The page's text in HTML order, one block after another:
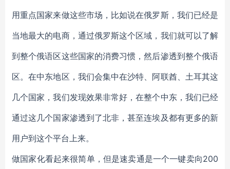
用重点国家来做这些市场，比如说在俄罗斯，我们已经是
当地最大的电商，通过俄罗斯这个区域，我们就可以了解
到整个俄语区这些国家的消费习惯，然后渗透到整个俄语
区。在中东地区，我们会集中在沙特、阿联酋、土耳其这
几个国家，我们发现效果非常好，在整个中东，我们已经
通过这几个国家渗透到了北非，甚至连埃及都有更多的新
用户到这个平台上来。
做国家化看起来很简单，但是速卖通是一个一键卖向200